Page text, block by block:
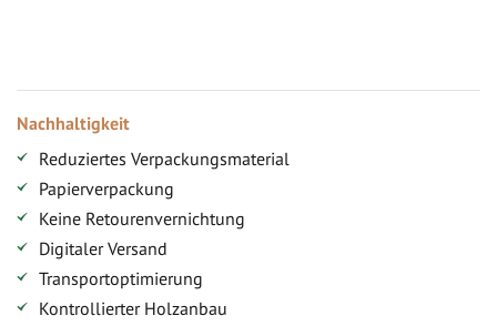
Nachhaltigkeit
Reduziertes Verpackungsmaterial
Papierverpackung
Keine Retourenvernichtung
Digitaler Versand
Transportoptimierung
Kontrollierter Holzanbau